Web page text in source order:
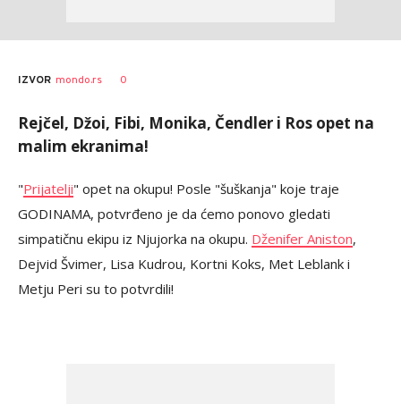
IZVOR mondo.rs 0
Rejčel, Džoi, Fibi, Monika, Čendler i Ros opet na
malim ekranima!
"Prijatelji" opet na okupu! Posle "šuškanja" koje traje
GODINAMA, potvrđeno je da ćemo ponovo gledati
simpatičnu ekipu iz Njujorka na okupu. Dženifer Aniston,
Dejvid Švimer, Lisa Kudrou, Kortni Koks, Met Leblank i
Metju Peri su to potvrdili!